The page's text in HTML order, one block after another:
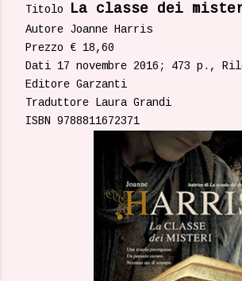
Titolo La classe dei
Autore Joanne Harris
Prezzo € 18,60
Dati 17 novembre 2016; 473 p.,
Editore Garzanti
Traduttore Laura Grandi
ISBN 9788811672371